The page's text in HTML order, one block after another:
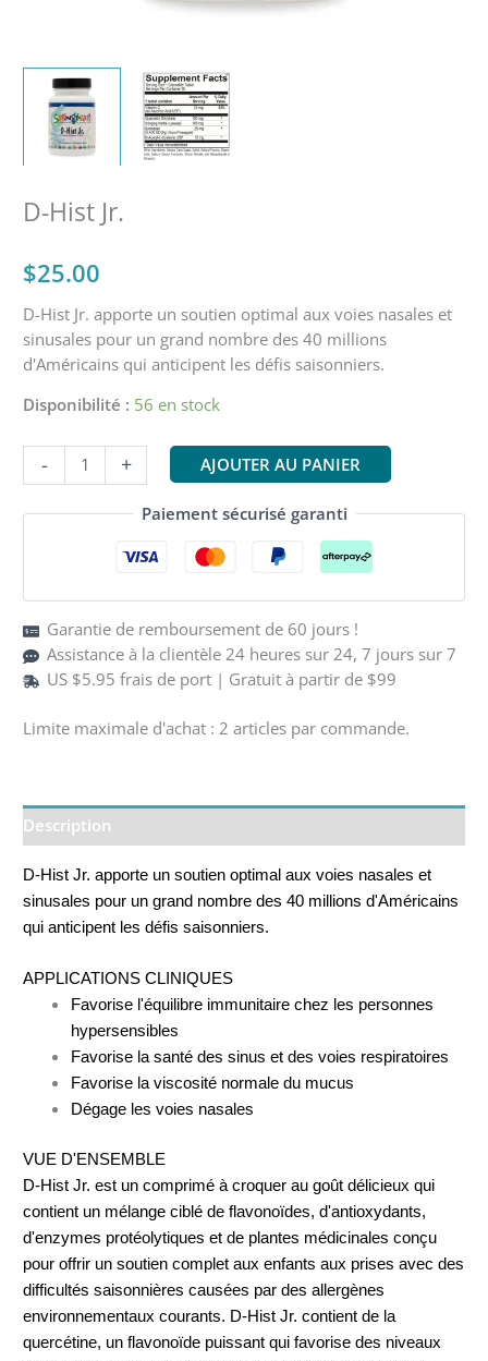
D-Hist Jr.
$25.00
D-Hist Jr. apporte un soutien optimal aux voies nasales et
sinusales pour un grand nombre des 40 millions
d'Américains qui anticipent les défis saisonniers.
Disponibilité : 56 en stock
-
Quantité
D-
+ AJOUTER AU PANIER
Paiement sécurisé garanti
Garantie de remboursement de 60 jours !
Assistance à la clientèle 24 heures sur 24, 7 jours sur 7
US $5.95 frais de port | Gratuit à partir de $99
Limite maximale d'achat : 2 articles par commande.
Description
D-Hist Jr. apporte un soutien optimal aux voies nasales et
sinusales pour un grand nombre des 40 millions d'Américains
qui anticipent les défis saisonniers.
APPLICATIONS CLINIQUES
Favorise l'équilibre immunitaire chez les personnes
hypersensibles
Favorise la santé des sinus et des voies respiratoires
Favorise la viscosité normale du mucus
Dégage les voies nasales
VUE D'ENSEMBLE
D-Hist Jr. est un comprimé à croquer au goût délicieux qui
contient un mélange ciblé de flavonoïdes, d'antioxydants,
d'enzymes protéolytiques et de plantes médicinales conçu
pour offrir un soutien complet aux enfants aux prises avec des
difficultés saisonnières causées par des allergènes
environnementaux courants. D-Hist Jr. contient de la
quercétine, un flavonoïde puissant qui favorise des niveaux